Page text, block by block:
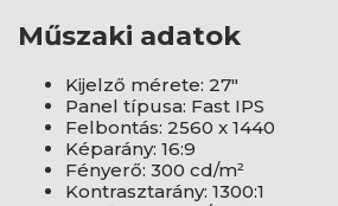
Műszaki adatok
Kijelző mérete: 27"
Panel típusa: Fast IPS
Felbontás: 2560 x 1440
Képarány: 16:9
Fényerő: 300 cd/m²
Kontrasztarány: 1300:1